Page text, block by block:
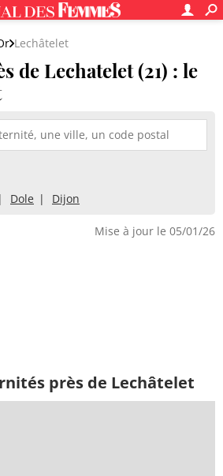
Lechâtelet
de Lechatelet (21) : le
Dole Dijon
Mise à jour le 05/01/26
près de Lechâtelet